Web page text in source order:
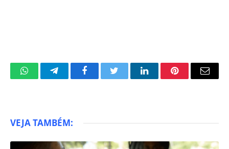
WhatsAppTelegramFacebookTwitter LinkedInPinterestEmail
VEJA TAMBÉM: